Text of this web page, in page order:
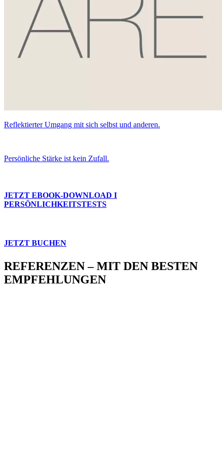
Reflektierter Umgang mit sich selbst und anderen.
Persönliche Stärke ist kein Zufall.
JETZT EBOOK-DOWNLOAD I
PERSÖNLICHKEITSTESTS
JETZT BUCHEN
REFERENZEN– MIT DEN BESTEN
EMPFEHLUNGEN